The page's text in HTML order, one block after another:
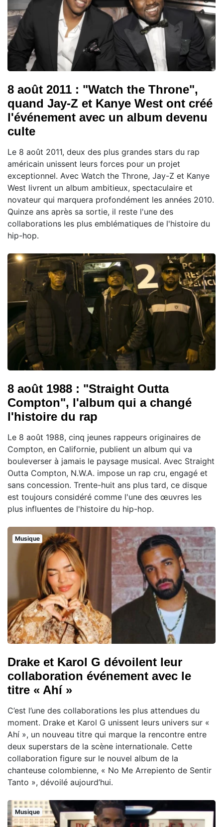
8 août 2011 : "Watch the Throne",
quand Jay-Z et Kanye West ont créé
l'événement avec un album devenu
culte
Le 8 août 2011, deux des plus grandes stars du rap
américain unissent leurs forces pour un projet
exceptionnel. Avec Watch the Throne, Jay-Z et Kanye
West livrent un album ambitieux, spectaculaire et
novateur qui marquera profondément les années 2010.
Quinze ans après sa sortie, il reste l'une des
collaborations les plus emblématiques de l'histoire du
hip-hop.
8 août 1988 : "Straight Outta
Compton", l'album qui a changé
l'histoire du rap
Le 8 août 1988, cinq jeunes rappeurs originaires de
Compton, en Californie, publient un album qui va
bouleverser à jamais le paysage musical. Avec Straight
Outta Compton, N.W.A. impose un rap cru, engagé et
sans concession. Trente-huit ans plus tard, ce disque
est toujours considéré comme l'une des œuvres les
plus influentes de l'histoire du hip-hop.
Musique
Drake et Karol G dévoilent leur
collaboration événement avec le
titre « Ahí »
C’est l’une des collaborations les plus attendues du
moment. Drake et Karol G unissent leurs univers sur «
Ahí », un nouveau titre qui marque la rencontre entre
deux superstars de la scène internationale. Cette
collaboration figure sur le nouvel album de la
chanteuse colombienne, « No Me Arrepiento de Sentir
Tanto », dévoilé aujourd’hui.
Musique